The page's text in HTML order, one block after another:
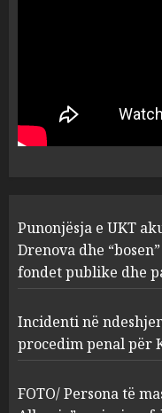
1
2
Punonjësja e UKT
Drenova dhe
fondet publike dhe
Incidenti në
procedim penal për
FOTO/ Persona të